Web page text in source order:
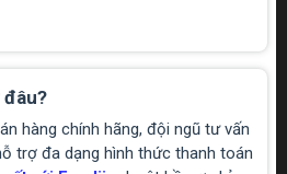
đâu?
hàng chính hãng, đội ngũ tư vấn
trợ đa dạng hình thức thanh toán